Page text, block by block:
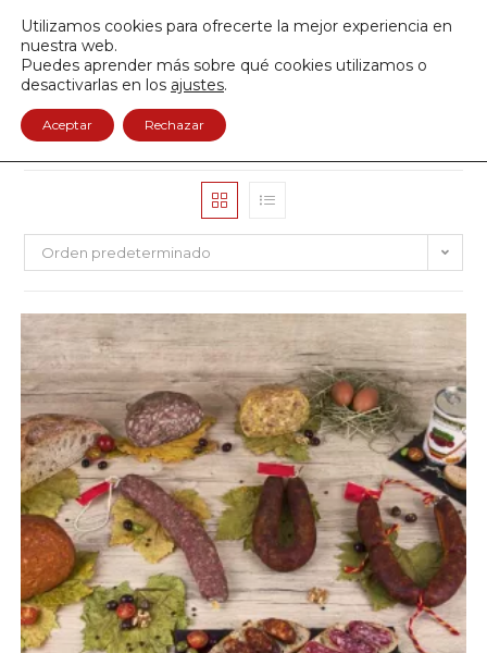
Envío GRATIS a partir de 50€
Orden predeterminado
Utilizamos cookies para ofrecerte la mejor experiencia en
nuestra web.
Puedes aprender más sobre qué cookies utilizamos o
desactivarlas en los ajustes.
Aceptar Rechazar